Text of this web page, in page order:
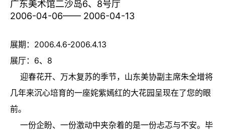
广东美术馆二沙岛6、8号厅
2006-04-06—— 2006-04-13
展期：2006.4.6-2006.4.13
展厅：6、8
迎春花开、万木复苏的季节，山东美协副主席朱全增将
几年来沉心培育的一座姹紫嫣红的大花园呈现在了您的眼
前。
一份企盼、一份激动中夹杂着的是一份忐忑与不安。毕